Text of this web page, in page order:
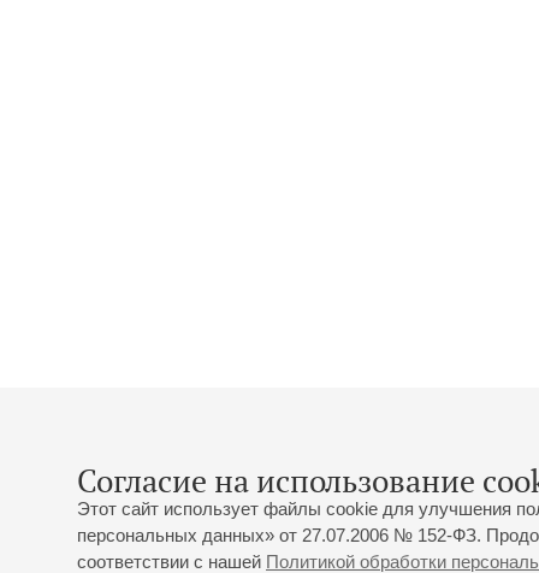
Согласие на использование
Этот сайт использует файлы cookie для улучшения
персональных данных» от 27.07.2006 № 152-ФЗ.
соответствии с нашей Политикой обработки